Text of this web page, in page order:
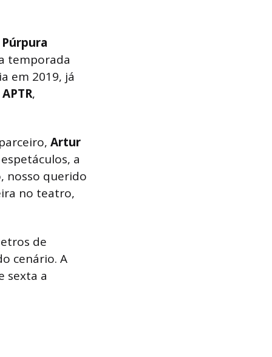
temporada
em 2019, já
APTR,
Artur
a
nosso querido
no teatro,
de
cenário. A
sexta a